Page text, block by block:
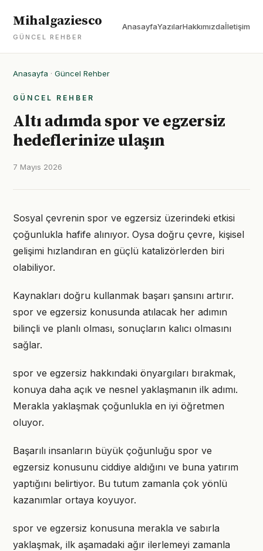
Mihalgaziesco
GÜNCEL REHBER
AnasayfaYazılarHakkımızdaİletişim
Anasayfa · Güncel Rehber
GÜNCEL REHBER
Altı adımda spor ve egzersiz
hedeflerinize ulaşın
7 Mayıs 2026
Sosyal çevrenin spor ve egzersiz üzerindeki etkisi
çoğunlukla hafife alınıyor. Oysa doğru çevre, kişisel
gelişimi hızlandıran en güçlü katalizörlerden biri
olabiliyor.
Kaynakları doğru kullanmak başarı şansını artırır.
spor ve egzersiz konusunda atılacak her adımın
bilinçli ve planlı olması, sonuçların kalıcı olmasını
sağlar.
spor ve egzersiz hakkındaki önyargıları bırakmak,
konuya daha açık ve nesnel yaklaşmanın ilk adımı.
Merakla yaklaşmak çoğunlukla en iyi öğretmen
oluyor.
Başarılı insanların büyük çoğunluğu spor ve
egzersiz konusunu ciddiye aldığını ve buna yatırım
yaptığını belirtiyor. Bu tutum zamanla çok yönlü
kazanımlar ortaya koyuyor.
spor ve egzersiz konusuna merakla ve sabırla
yaklaşmak, ilk aşamadaki ağır ilerlemeyi zamanla